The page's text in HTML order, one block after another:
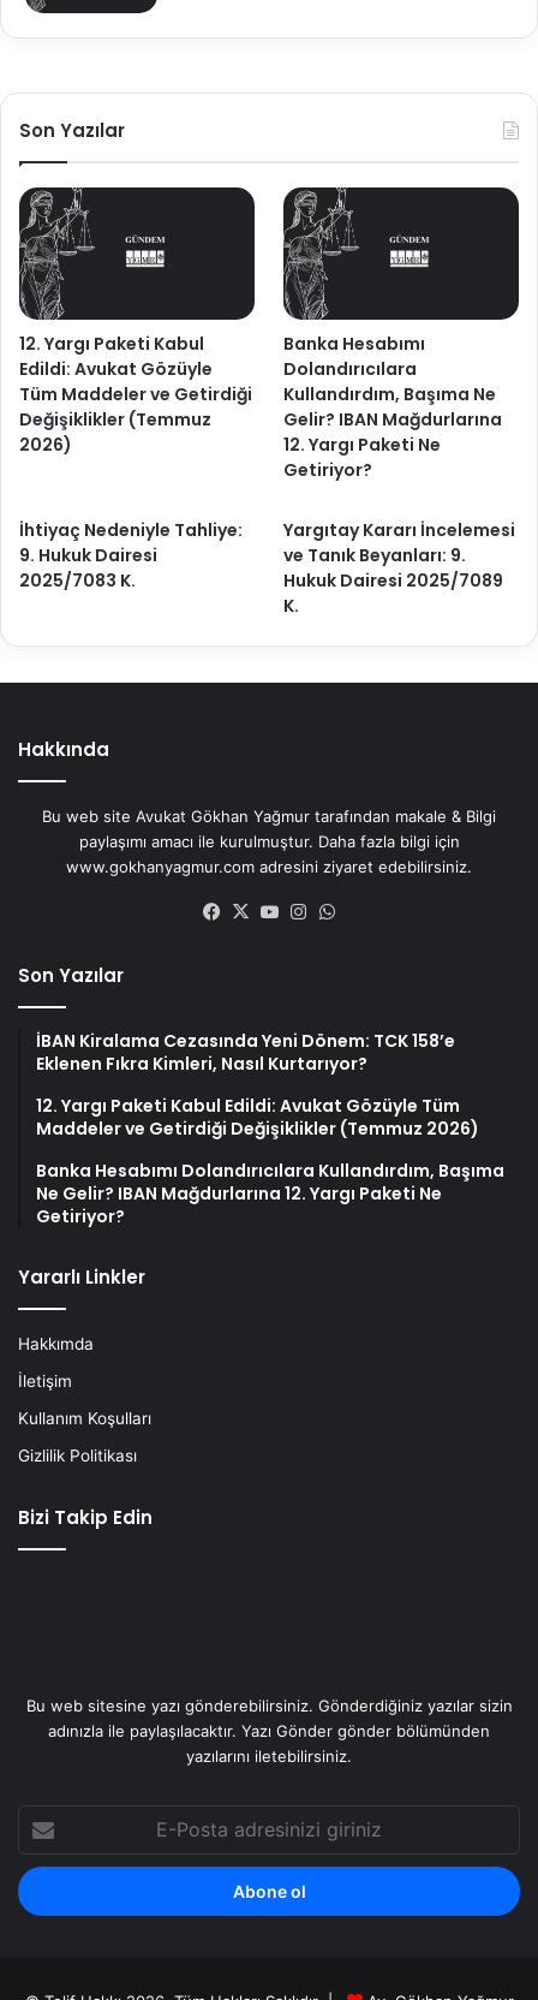
Son Yazılar
12. Yargı Paketi Kabul
Edildi: Avukat Gözüyle
Tüm Maddeler ve Getirdiği
Değişiklikler (Temmuz
2026)
Banka Hesabımı
Dolandırıcılara
Kullandırdım, Başıma Ne
Gelir? IBAN Mağdurlarına
12. Yargı Paketi Ne
Getiriyor?
İhtiyaç Nedeniyle Tahliye:
9. Hukuk Dairesi
2025/7083 K.
Yargıtay Kararı İncelemesi
ve Tanık Beyanları: 9.
Hukuk Dairesi 2025/7089
K.
Hakkında
Bu web site Avukat Gökhan Yağmur tarafından makale & Bilgi
paylaşımı amacı ile kurulmuştur. Daha fazla bilgi için
www.gokhanyagmur.com adresini ziyaret edebilirsiniz.
Facebook
X YouTubeInstagram
Son Yazılar
İBAN Kiralama Cezasında Yeni Dönem: TCK 158’e
Eklenen Fıkra Kimleri, Nasıl Kurtarıyor?
12. Yargı Paketi Kabul Edildi: Avukat Gözüyle Tüm
Maddeler ve Getirdiği Değişiklikler (Temmuz 2026)
Banka Hesabımı Dolandırıcılara Kullandırdım, Başıma
Ne Gelir? IBAN Mağdurlarına 12. Yargı Paketi Ne
Getiriyor?
Yararlı Linkler
Hakkımda
İletişim
Kullanım Koşulları
Gizlilik Politikası
Bizi Takip Edin
Bu web sitesine yazı gönderebilirsiniz. Gönderdiğiniz yazılar sizin
adınızla ile paylaşılacaktır. Yazı Gönder gönder bölümünden
yazılarını iletebilirsiniz.
E-
Posta
adresinizi
giriniz